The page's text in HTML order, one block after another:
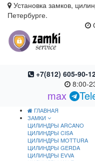
Установка замков,
Петербурге.
+7(812) 605-90-
8:00-
max
ГЛАВНАЯ
ЗАМКИ
ЦИЛИНДРЫ ARCANO
ЦИЛИНДРЫ CISA
ЦИЛИНДРЫ MOTTURA
ЦИЛИНДРЫ GERDA
ЦИЛИНДРЫ EVVA